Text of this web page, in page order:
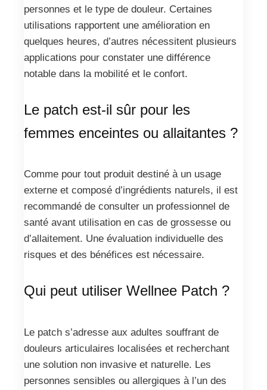
personnes et le type de douleur. Certaines
utilisations rapportent une amélioration en
quelques heures, d’autres nécessitent plusieurs
applications pour constater une différence
notable dans la mobilité et le confort.
Le patch est-il sûr pour les
femmes enceintes ou allaitantes ?
Comme pour tout produit destiné à un usage
externe et composé d’ingrédients naturels, il est
recommandé de consulter un professionnel de
santé avant utilisation en cas de grossesse ou
d’allaitement. Une évaluation individuelle des
risques et des bénéfices est nécessaire.
Qui peut utiliser Wellnee Patch ?
Le patch s’adresse aux adultes souffrant de
douleurs articulaires localisées et recherchant
une solution non invasive et naturelle. Les
personnes sensibles ou allergiques à l’un des